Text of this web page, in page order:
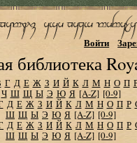
библиотека
Войти
Г Д Е Ж З И Й К Л М Н О П
Ч Ш Щ Ы Э Ю Я [A-Z] [0-9]
Д Е Ж З И Й К Л М Н О П Р
Ш Щ Ы Э Ю Я [A-Z] [0-9]
Д Е Ж З И Й К Л М Н О П Р
Ш Щ Ы Э Ю Я [A-Z] [0-9]